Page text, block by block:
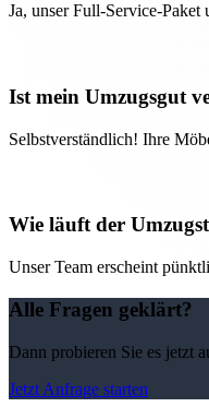
Ja, unser Full-Service-Paket
Ist mein Umzugsgut
Selbstverständlich! Ihre
Wie läuft der
Unser Team erscheint
Alle Fragen geklärt?
Dann probieren Sie es jetzt
Jetzt Anfrage starten